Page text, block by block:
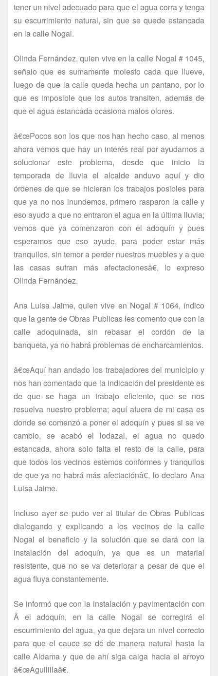
tener un nivel adecuado para que el agua corra y tenga
su escurrimiento natural, sin que se quede estancada
en la calle Nogal.
Olinda Fernández, quien vive en la calle Nogal # 1045,
señalo que es sumamente molesto cada que llueve,
luego de que la calle queda hecha un pantano, por lo
que es imposible que los autos transiten, además de
que el agua estancada ocasiona malos olores.
â€œPocos son los que nos han hecho caso, al menos
ahora vemos que hay un interés real por ayudarnos a
solucionar este problema, desde que inicio la
temporada de lluvia el alcalde anduvo aquí­ y dio
órdenes de que se hicieran los trabajos posibles para
que ya no nos inundemos, primero rasparon la calle y
eso ayudo a que no entraron el agua en la última lluvia;
vemos que ya comenzaron con el adoquí­n y pues
esperamos que eso ayude, para poder estar más
tranquilos, sin temor a perder nuestros muebles y a que
las casas sufran más afectacionesâ€, lo expreso
Olinda Fernández.
Ana Luisa Jaime, quien vive en Nogal # 1064, í­ndico
que la gente de Obras Publicas les comento que con la
calle adoquinada, sin rebasar el cordón de la
banqueta, ya no habrá problemas de encharcamientos.
â€œAquí­ han andado los trabajadores del municipio y
nos han comentado que la indicación del presidente es
de que se haga un trabajo eficiente, que se nos
resuelva nuestro problema; aquí­ afuera de mi casa es
donde se comenzó a poner el adoquí­n y pues si se ve
cambio, se acabó el lodazal, el agua no quedo
estancada, ahora solo falta el resto de la calle, para
que todos los vecinos estemos conformes y tranquilos
de que ya no habrá más afectaciónâ€, lo declaro Ana
Luisa Jaime.
Incluso ayer se pudo ver al titular de Obras Publicas
dialogando y explicando a los vecinos de la calle
Nogal el beneficio y la solución que se dará con la
instalación del adoquí­n, ya que es un material
resistente, que no se va deteriorar a pesar de que el
agua fluya constantemente.
Se informó que con la instalación y pavimentación con
Â el adoquí­n, en la calle Nogal se corregirá el
escurrimiento del agua, ya que dejara un nivel correcto
para que el cauce se dé de manera natural hasta la
calle Aldama y que de ahí­ siga caiga hacia el arroyo
â€œAguilillaâ€.